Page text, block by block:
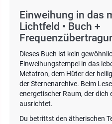
Einweihung in das
Lichtfeld • Buch +
Dieses Buch ist kein
Einweihungstempel in das
Metatron, dem Hüter der
der Sternenarchive. Beim
energetischer Raum, der dich
ausrichtet.
Du betrittst den ätherischen